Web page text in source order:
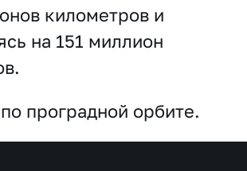
километров и
на 151 миллион
проградной орбите.